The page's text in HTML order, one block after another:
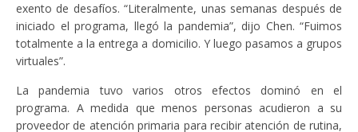
exento de desafíos. “Literalmente, unas semanas después de
iniciado el programa, llegó la pandemia”, dijo Chen. “Fuimos
totalmente a la entrega a domicilio. Y luego pasamos a grupos
virtuales”.
La pandemia tuvo varios otros efectos dominó en el
programa. A medida que menos personas acudieron a su
proveedor de atención primaria para recibir atención de rutina,